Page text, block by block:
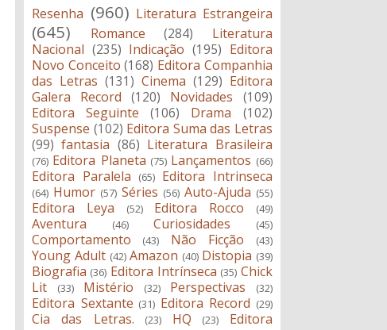
Resenha (960) Literatura Estrangeira
(645) Romance (284)
Literatura
Nacional (235) Indicação (195) Editora
Novo Conceito (168) Editora Companhia
das Letras (131) Cinema (129) Editora
Galera Record
(120) Novidades
(109)
Editora Seguinte
(106) Drama
(102)
Suspense (102) Editora Suma das Letras
(99) fantasia (86) Literatura Brasileira
(76) Editora Planeta (75) Lançamentos (66)
Editora Paralela (65) Editora Intrinseca
(64) Humor (57) Séries (56) Auto-Ajuda (55)
Editora Leya (52) Editora Rocco (49)
Aventura (46) Curiosidades (45)
Comportamento (43) Não Ficção (43)
Young Adult (42) Amazon (40) Distopia (39)
Biografia (36) Editora Intrínseca (35) Chick
Lit
(33) Mistério (32) Perspectivas (32)
Editora Sextante (31) Editora Record (29)
Cia das Letras. (23) HQ (23)
Editora